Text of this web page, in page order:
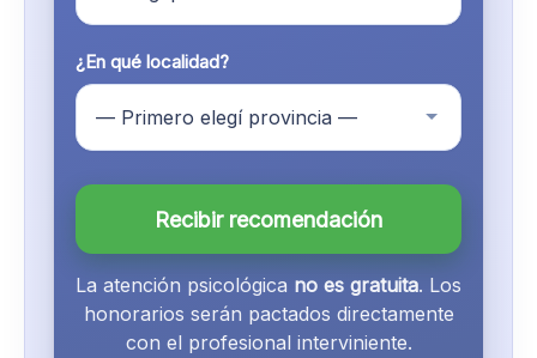
¿En qué localidad?
Recibir recomendación
La atención psicológica no es gratuita. Los
honorarios serán pactados directamente
con el profesional interviniente.